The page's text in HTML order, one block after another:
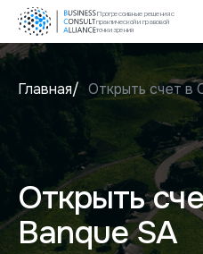
Прогрессивные решения с
практической и правовой
точки зрения
Главная Открыть счет в
Открыть
Banque SA